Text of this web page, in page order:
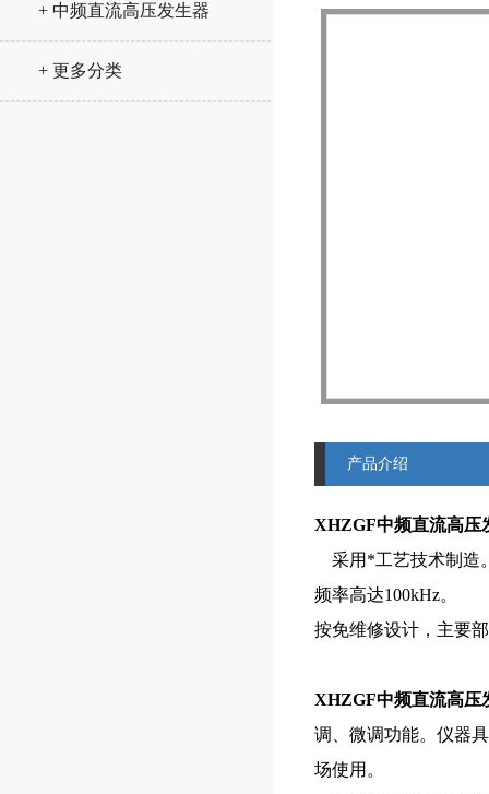
+ 中频直流高压发生器
+ 更多分类
产品介绍
XHZGF中频直流高压
采用*工艺技术制造
频率高达100kHz。
按免维修设计，主要
XHZGF中频直流高压
调、微调功能。仪器
场使用。